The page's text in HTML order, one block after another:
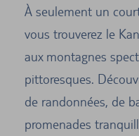
À seulement un
vous trouverez le
aux montagnes
pittoresques.
de randonnées, de
promenades